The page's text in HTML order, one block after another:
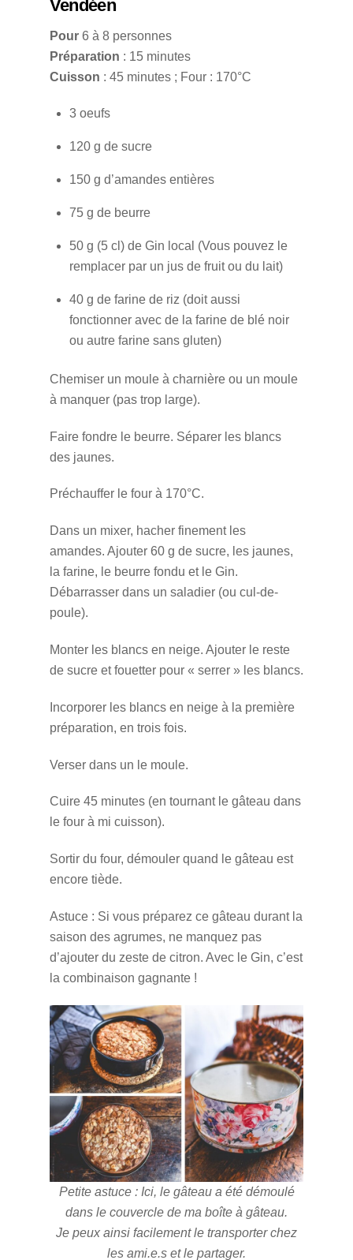
Vendéen
Pour6 à 8 personnes
Préparation : 15 minutes
Cuisson : 45 minutes ; Four : 170°C
3 oeufs
120 g de sucre
150 g d’amandes entières
75 g de beurre
50 g (5 cl) de Gin local (Vous pouvez le
remplacer par un jus de fruit ou du lait)
40 g de farine de riz (doit aussi
fonctionner avec de la farine de blé noir
ou autre farine sans gluten)
Chemiser un moule à charnière ou un moule
à manquer (pas trop large).
Faire fondre le beurre. Séparer les blancs
des jaunes.
Préchauffer le four à 170°C.
Dans un mixer, hacher finement les
amandes. Ajouter 60 g de sucre, les jaunes,
la farine, le beurre fondu et le Gin.
Débarrasser dans un saladier (ou cul-de-
poule).
Monter les blancs en neige. Ajouter le reste
de sucre et fouetter pour « serrer » les blancs.
Incorporer les blancs en neige à la première
préparation, en trois fois.
Verser dans un le moule.
Cuire 45 minutes (en tournant le gâteau dans
le four à mi cuisson).
Sortir du four, démouler quand le gâteau est
encore tiède.
Astuce : Si vous préparez ce gâteau durant la
saison des agrumes, ne manquez pas
d’ajouter du zeste de citron. Avec le Gin, c’est
la combinaison gagnante !
Petite astuce : Ici, le gâteau a été démoulé
dans le couvercle de ma boîte à gâteau.
Je peux ainsi facilement le transporter chez
les ami.e.s et le partager.